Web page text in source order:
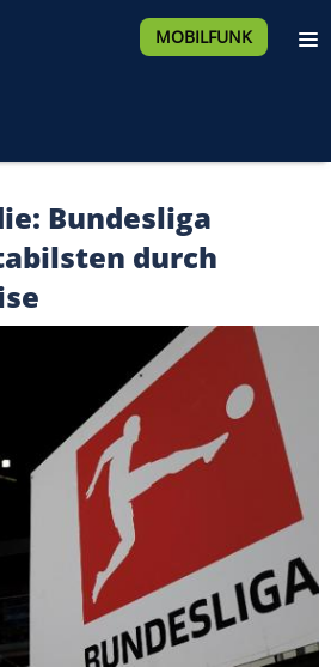
MOBILFUNK
Bundesliga
durch